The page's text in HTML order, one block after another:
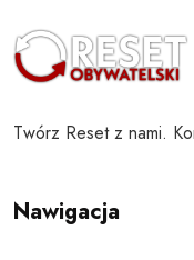
Twórz Reset z nami.
Nawigacja